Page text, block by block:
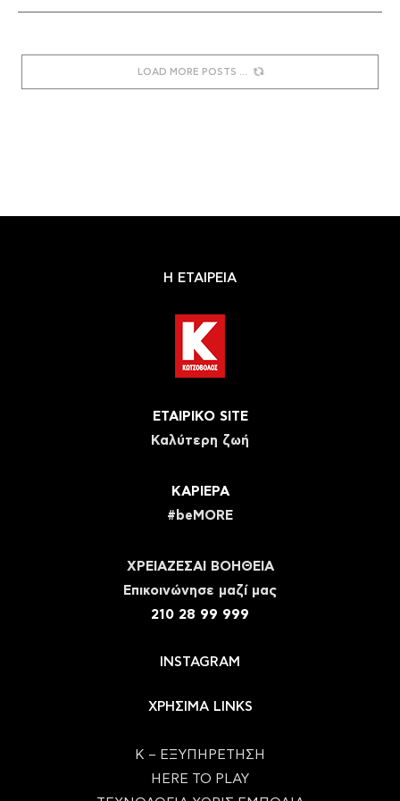
LOAD MORE POSTS
Η ΕΤΑΙΡΕΙΑ
ΕΤΑΙΡΙΚΟ SITE
Καλύτερη ζωή
ΚΑΡΙΕΡΑ
#beMORE
ΧΡΕΙΑΖΕΣΑΙ ΒΟΗΘΕΙΑ
Eπικοινώνησε μαζί μας
210 28 99 999
INSTAGRAM
ΧΡΗΣΙΜΑ LINKS
Κ – ΕΞΥΠΗΡΕΤΗΣΗ
HERE TO PLAY